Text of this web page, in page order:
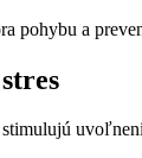
pohybu a